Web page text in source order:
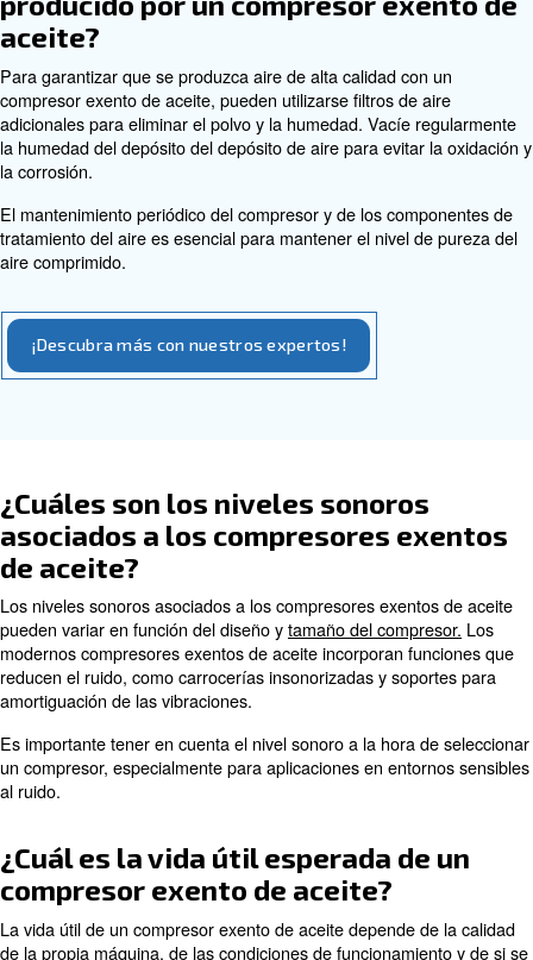
Para dimensionar un compresor exento de aceite,
cuenta el caudal de aire y la presión de trabajo
aplicaciones. Además, debe tener en cuenta también el
trabajo y asegurarse de que el compresor puede
eficiente en su centro de producción.
¿Cuáles son las causas más
del sobrecalentamiento en los
compresores exentos de
Las causas comunes de sobrecalentamiento en los
exentos de aceite incluyen una ventilación inadecuada,
La única forma de evitar el sobrecalentamiento es
mantenimiento programado. Además, controlar el ciclo
evitar un funcionamiento continuo prolongado reducirá
sobrecalentamiento.
¿Cómo puedo garantizar que el
alta calidad es la calidad del
aceite?
Para garantizar que se produzca aire de alta calidad
compresor exento de aceite, pueden utilizarse filtros de